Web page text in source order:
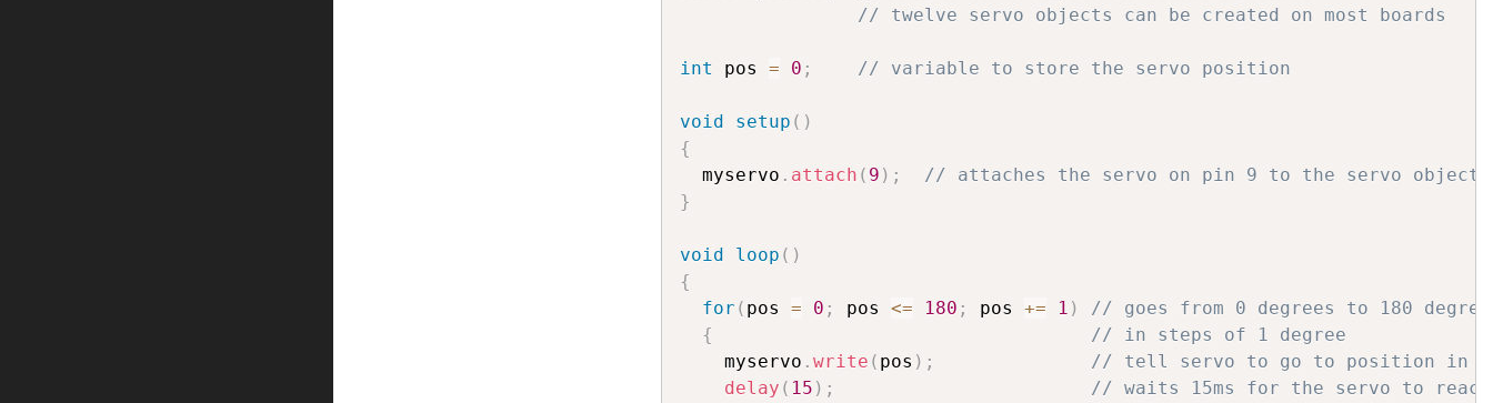
// twelve servo objects can be created on most boards
int pos = 0 ; // variable to store the servo position
void setup ( )
{
  myservo
. attach ( 9 ) ;
// attaches the servo on pin 9 to the servo object
}
void loop ( )
{
for ( pos = 0 ; pos <= 180 ; pos += 1 )
// goes from 0 degrees to 180
{
// in steps of 1 degree
    myservo
. write ( pos ) ;
// tell servo to go to position in
delay ( 15 ) ; // waits 15ms for the servo to